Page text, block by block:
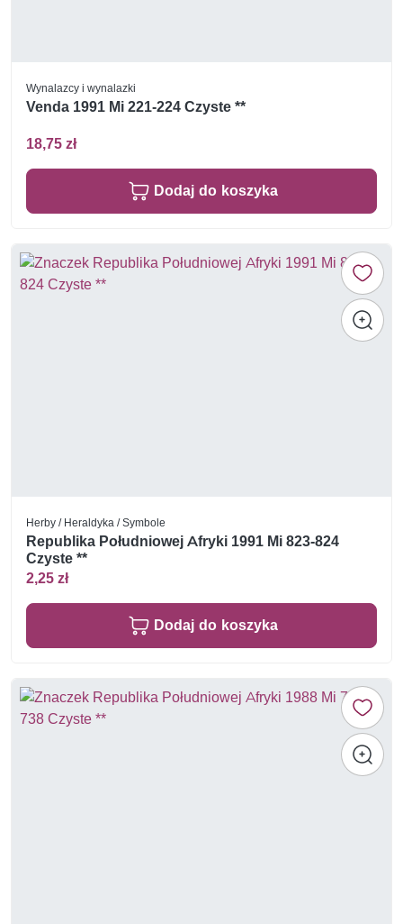
Wynalazcy i wynalazki
Venda 1991 Mi 221-224 Czyste **
18,75 zł
Dodaj do koszyka
Herby / Heraldyka / Symbole
Republika Południowej Afryki 1991 Mi 823-824
Czyste **
2,25 zł
Dodaj do koszyka